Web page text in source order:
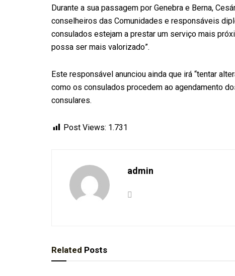
Durante a sua passagem por Genebra e Berna,
conselheiros das Comunidades e responsáveis
consulados estejam a prestar um serviço mais
possa ser mais valorizado”.
Este responsável anunciou ainda que irá “tentar
como os consulados procedem ao agendamento
consulares.
Post Views: 1.731
admin
Related Posts